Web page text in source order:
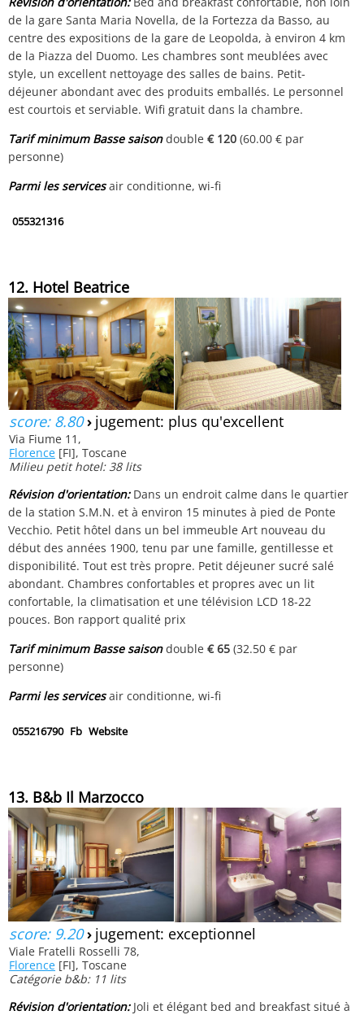
de la gare Santa Maria Novella, de la Fortezza da Basso, au
centre des expositions de la gare de Leopolda, à environ 4 km
de la Piazza del Duomo. Les chambres sont meublées avec
style, un excellent nettoyage des salles de bains. Petit-
déjeuner abondant avec des produits emballés. Le personnel
est courtois et serviable. Wifi gratuit dans la chambre.
Tarif minimum Basse saisondouble€ 120 (60.00 € par
personne)
Parmi les servicesair conditionne, wi-fi
055321316
12. Hotel Beatrice
score: 8.80› jugement: plus qu'excellent
Via Fiume 11,
Florence [FI], Toscane
Milieu petit hotel: 38 lits
Révision d'orientation:Dans un endroit calme dans le quartier
de la station S.M.N. et à environ 15 minutes à pied de Ponte
Vecchio. Petit hôtel dans un bel immeuble Art nouveau du
début des années 1900, tenu par une famille, gentillesse et
disponibilité. Tout est très propre. Petit déjeuner sucré salé
abondant. Chambres confortables et propres avec un lit
confortable, la climatisation et une télévision LCD 18-22
pouces. Bon rapport qualité prix
Tarif minimum Basse saisondouble€ 65 (32.50 € par
personne)
Parmi les servicesair conditionne, wi-fi
055216790 Fb Website
13. B&b Il Marzocco
score: 9.20› jugement: exceptionnel
Viale Fratelli Rosselli 78,
Florence [FI], Toscane
Catégorie b&b: 11 lits
Révision d'orientation:Joli et élégant bed and breakfast situé à